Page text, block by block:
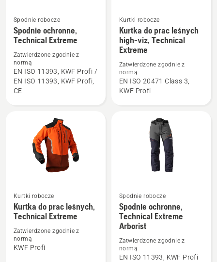
Zobacz
więcej
Spodnie
ochronne,
Technical
Spodnie robocze
Spodnie ochronne,
Technical Extreme
Zatwierdzone zgodnie z
normą
EN ISO 11393, KWF Profi /
EN ISO 11393, KWF Profi,
CE
Zobacz
więcej
szczegółów
Kurtka
do
prac
Kurtki robocze
Kurtka do prac leśnych
high-viz, Technical
Extreme
Zatwierdzone zgodnie z
normą
EN ISO 20471 Class 3,
KWF Profi
Zobacz
więcej
szczegółów
Kurtka
Kurtki robocze
Kurtka do prac leśnych,
Technical Extreme
Zatwierdzone zgodnie z
normą
KWF Profi
Zobacz
więcej
szczegółów
Spodnie
ochronne,
Spodnie robocze
Spodnie ochronne,
Technical Extreme
Arborist
Zatwierdzone zgodnie z
normą
EN ISO 11393, KWF Profi